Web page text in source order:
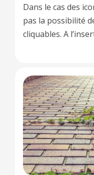
Dans le cas des
pas la possibilité
cliquables. A